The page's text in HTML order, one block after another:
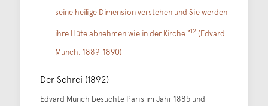
seine heilige Dimension verstehen und Sie werden
ihre Hüte abnehmen wie in der Kirche.“12(Edvard
Munch, 1889-1890)
Der Schrei (1892)
Edvard Munch besuchte Paris im Jahr 1885 und